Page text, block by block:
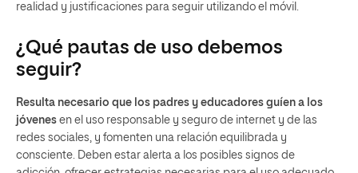
realidad y justificaciones para seguir utilizando el móvil.
¿Qué pautas de uso debemos
seguir?
Resulta necesario que los padres y educadores guíen a los
jóvenes en el uso responsable y seguro de internet y de las
redes sociales, y fomenten una relación equilibrada y
consciente. Deben estar alerta a los posibles signos de